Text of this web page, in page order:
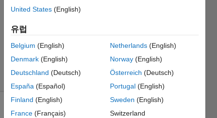
답변
채택됨
업데이트
시간: 2021
3월 11
United States (English)
유럽
Belgium (English)
Denmark (English)
Deutschland (Deutsch)
España (Español)
Finland (English)
France (Français)
Netherlands(English)
Norway(English)
Österreich (Deutsch)
Portugal(English)
Sweden (English)
Switzerland